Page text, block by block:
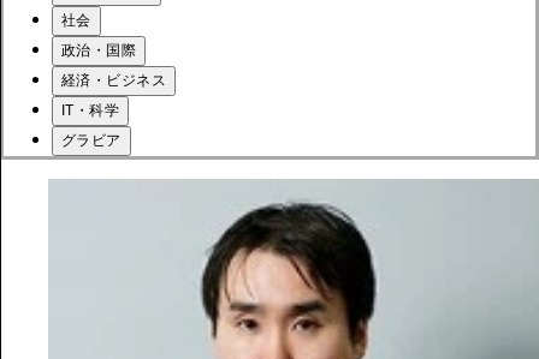
社会
政治・国際
経済・ビジネス
IT・科学
グラビア